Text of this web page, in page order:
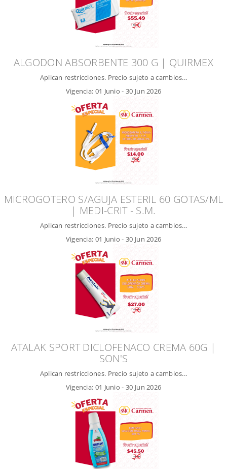
ALGODON ABSORBENTE 300 G | QUIRMEX
Aplican restricciones. Precio sujeto a cambios...
Vigencia: 01 Junio - 30 Jun 2026
MICROGOTERO S/AGUJA ESTERIL 60 GOTAS/ML
| MEDI-CRIT - S.M.
Aplican restricciones. Precio sujeto a cambios...
Vigencia: 01 Junio - 30 Jun 2026
ATALAK SPORT DICLOFENACO CREMA 60G |
SON'S
Aplican restricciones. Precio sujeto a cambios...
Vigencia: 01 Junio - 30 Jun 2026